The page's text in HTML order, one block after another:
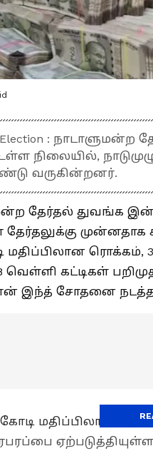
Election : நாடாளுமன்ற
நிலையில்,
வருகின்றனர்.
தேர்தல் துவங்க
மதிப்பிலான
வெள்ளி கட்டிகள்
இந்த் சோதனை
கோடி மதிப்பிலான